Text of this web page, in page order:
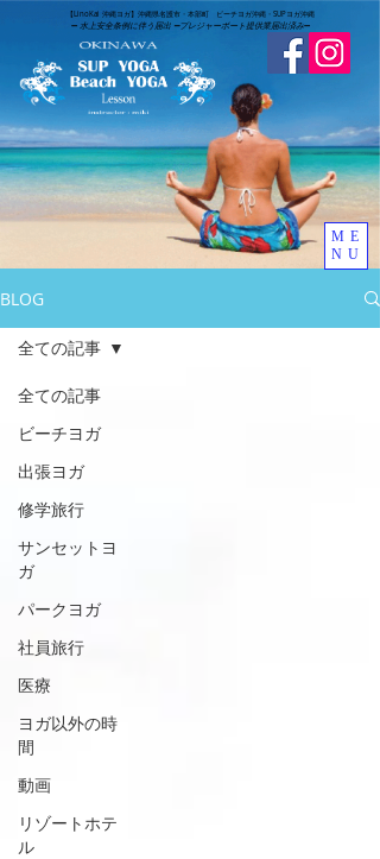
​【LinoKai 沖縄ヨガ】沖縄県名護市・本部町 ビーチヨガ沖縄・SUPヨガ沖縄
➖ 水上安全条例に伴う届出 ➖​プレジャーボート提供業届出済み➖
ME
NU
BLOG
全ての記事
ビーチヨガ
出張ヨガ
修学旅行
サンセットヨ
ガ
パークヨガ
社員旅行
医療
ヨガ以外の時
間
動画
リゾートホテ
ル
全ての記事